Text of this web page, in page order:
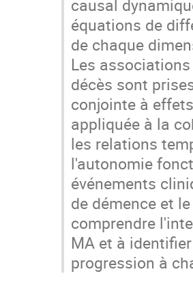
causal
équations de
de chaque
Les
décès sont
conjointe à
appliquée à la
les relations
l'autonomie
événements
de démence et
comprendre
MA et à
progression à